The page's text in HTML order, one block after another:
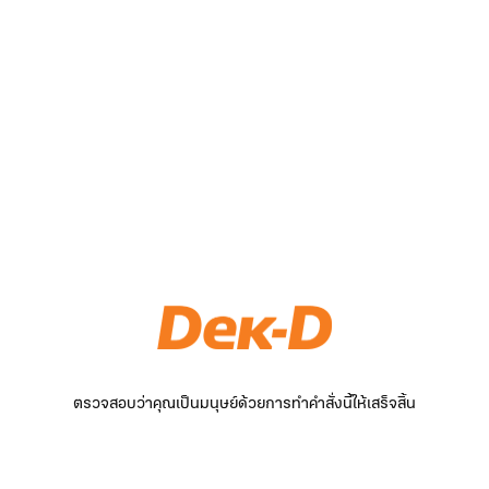
ตรวจสอบว่าคุณเป็นมนุษย์ด้วยการทำคำสั่งนี้ให้เสร็จสิ้น